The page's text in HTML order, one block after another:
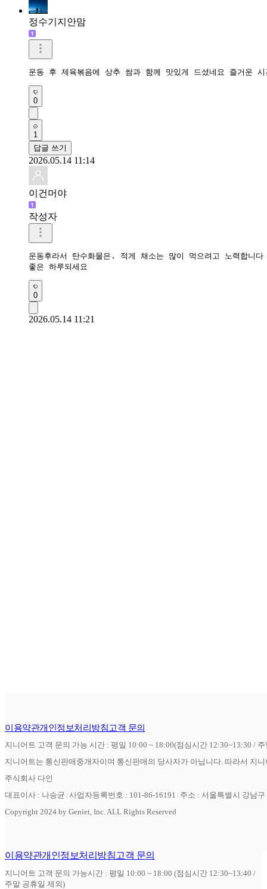
정수기지안맘
운동 후 제육볶음에 상추 쌈과 함께 맛있게 드셨네요 즐거운
0
1
답글 쓰기
2026.05.14 11:14
이건머야
작성자
운동후라서 탄수화물은. 적게 채소는 많이 먹으려고 노력합니다
좋은 하루되세요
0
2026.05.14 11:21
이용약관개인정보처리방침고객 문의
지니어트 고객 문의 가능 시간 : 평일 10:00 ~ 18:00(점심시간 12:30~13:30 /
지니어트는 통신판매중개자이며 통신판매의 당사자가 아닙니다. 따라서 지
주식회사 다인
대표이사 : 나승균 사업자등록번호 : 101-86-16191
주소 : 서울특별시 강남
Copyright 2024 by Geniet, Inc. ALL Rights Reserved
이용약관개인정보처리방침고객 문의
지니어트 고객 문의 가능시간 : 평일 10:00 ~ 18:00 (점심시간 12:30~13:40 /
주말 공휴일 제외)